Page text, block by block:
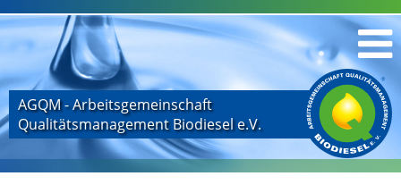
AGQM - Arbeitsgemeinschaft
Qualitätsmanagement Biodiesel e.V.